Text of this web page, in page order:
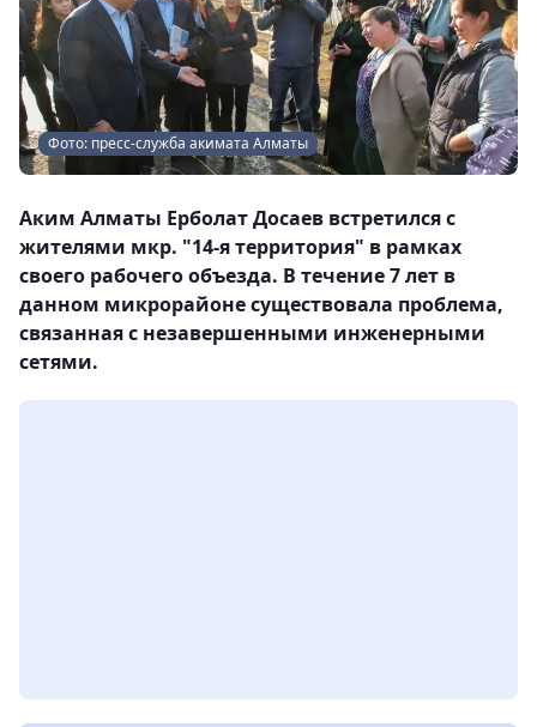
Фото: пресс-служба акимата Алматы
Аким Алматы Ерболат Досаев встретился с
жителями мкр. "14-я территория" в рамках
своего рабочего объезда. В течение 7 лет в
данном микрорайоне существовала проблема,
связанная с незавершенными инженерными
сетями.